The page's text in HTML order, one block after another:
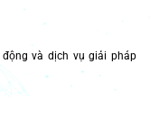
và dịch vụ giải pháp